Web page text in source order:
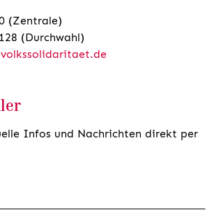
(Zentrale)
(Durchwahl)
Infos und Nachrichten direkt per